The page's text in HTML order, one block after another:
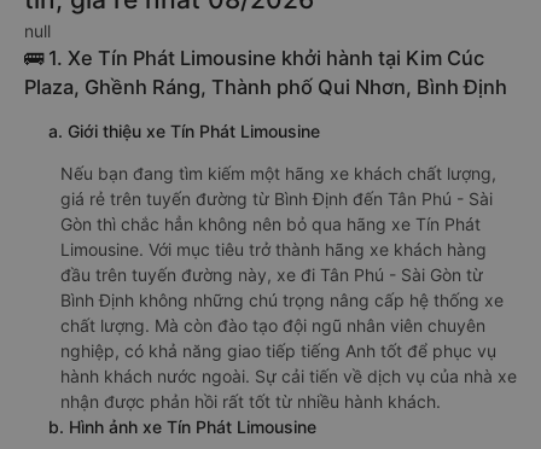
null
🚌 1. Xe Tín Phát Limousine khởi hành tại Kim Cúc
Plaza, Ghềnh Ráng, Thành phố Qui Nhơn, Bình Định
a. Giới thiệu xe Tín Phát Limousine
Nếu bạn đang tìm kiếm một hãng xe khách chất lượng,
giá rẻ trên tuyến đường từ Bình Định đến Tân Phú - Sài
Gòn thì chắc hẳn không nên bỏ qua hãng xe Tín Phát
Limousine. Với mục tiêu trở thành hãng xe khách hàng
đầu trên tuyến đường này, xe đi Tân Phú - Sài Gòn từ
Bình Định không những chú trọng nâng cấp hệ thống xe
chất lượng. Mà còn đào tạo đội ngũ nhân viên chuyên
nghiệp, có khả năng giao tiếp tiếng Anh tốt để phục vụ
hành khách nước ngoài. Sự cải tiến về dịch vụ của nhà xe
nhận được phản hồi rất tốt từ nhiều hành khách.
b. Hình ảnh xe Tín Phát Limousine